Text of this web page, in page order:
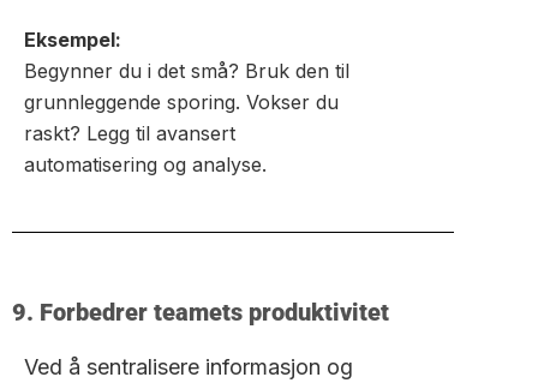
Eksempel:
Begynner du i det små? Bruk den til
grunnleggende sporing. Vokser du
raskt? Legg til avansert
automatisering og analyse.
9. Forbedrer teamets produktivitet
Ved å sentralisere informasjon og